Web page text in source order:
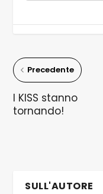
Precedente
I KISS stanno
tornando!
SULL'AUTORE